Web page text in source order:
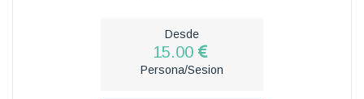
Desde
15.00
Persona/Sesion